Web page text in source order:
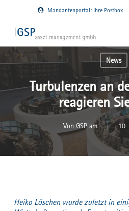
content
Mandantenportal: Ihre Postbox
News
Turbulenzen an
reagieren
Von GSP am 10.
Heiko Löschen wurde zuletzt in